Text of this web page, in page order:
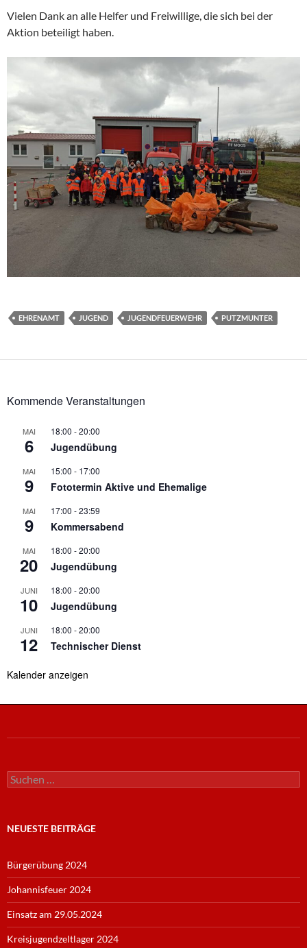
Vielen Dank an alle Helfer und Freiwillige, die sich bei der
Aktion beteiligt haben.
EHRENAMT JUGEND JUGENDFEUERWEHR PUTZMUNTER
Kommende Veranstaltungen
MAI
6
18:00 -20:00
Jugendübung
MAI
9
15:00 - 17:00
Fototermin Aktive und Ehemalige
MAI
9
17:00 -23:59
Kommersabend
MAI
20
18:00 -20:00
Jugendübung
JUNI
10
18:00 -20:00
Jugendübung
JUNI
12
18:00 -20:00
Technischer Dienst
Kalender anzeigen
Suche
nach:
NEUESTE BEITRÄGE
Bürgerübung 2024
Johannisfeuer 2024
Einsatz am 29.05.2024
Kreisjugendzeltlager 2024